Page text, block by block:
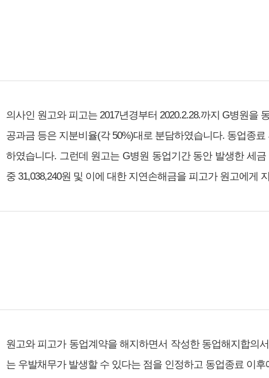
의사인 원고와 피고는 2017년경부터 2020.2.28.까지 G병원
공과금 등은 지분비율(각 50%)대로 분담하였습니다. 동업종
하였습니다. 그런데 원고는 G병원 동업기간 동안 발생한 세
중 31,038,240원 및 이에 대한 지연손해금을 피고가 원고에게
원고와 피고가 동업계약을 해지하면서 작성한 동업해지합
는 우발채무가 발생할 수 있다는 점을 인정하고 동업종료 이